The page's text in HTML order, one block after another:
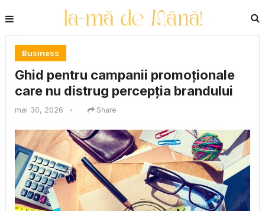
Business
Ghid pentru campanii promoționale
care nu distrug percepția brandului
mai 30, 2026 • Share